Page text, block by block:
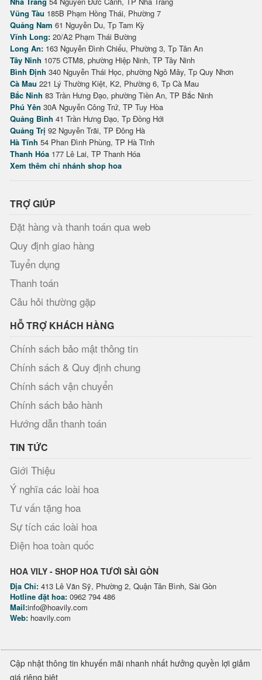
Vũng Tàu 185B Phạm Hồng Thái, Phường 7
Quảng Nam 61 Nguyễn Du, Tp Tam Kỳ
Vĩnh Long: 20/A2 Phạm Thái Bường
Long An: 163 Nguyễn Đình Chiểu, Phường 3, Tp Tân An
Tây Ninh 1075 CTM8, phường Hiệp Ninh, TP Tây Ninh
Bình Định 340 Nguyễn Thái Học, phường Ngô Mây, Tp Quy Nhơn
Cà Mau 221 Lý Thường Kiệt, K2, Phường 6, Tp Cà Mau
Bắc Ninh 83 Trần Hưng Đạo, phường Tiền An, TP Bắc Ninh
Phú Yên 30A Nguyễn Công Trứ, TP Tuy Hòa
Quảng Bình 41 Trần Hưng Đạo, Tp Đồng Hới
Quảng Trị 92 Nguyễn Trãi, TP Đông Hà
Hà Tĩnh 54 Phan Đình Phùng, TP Hà Tĩnh
Thanh Hóa 177 Lê Lai, TP Thanh Hóa
Xem thêm chi nhánh shop hoa
TRỢ GIÚP
Đặt hàng và thanh toán qua web
Quy định giao hàng
Tuyển dụng
Thanh toán
Câu hỏi thường gặp
HỖ TRỢ KHÁCH HÀNG
Chính sách bảo mật thông tin
Chính sách & Quy định chung
Chính sách vận chuyển
Chính sách bảo hành
Hướng dẫn thanh toán
TIN TỨC
Giới Thiệu
Ý nghĩa các loài hoa
Tư vấn tặng hoa
Sự tích các loài hoa
Điện hoa toàn quốc
HOA VILY - SHOP HOA TƯƠI SÀI GÒN
Địa Chỉ: 413 Lê Văn Sỹ, Phường 2, Quận Tân Bình, Sài Gòn
Hotline đặt hoa: 0962 794 486
Mail:info@hoavily.com
Web: hoavily.com
Cập nhật thông tin khuyến mãi nhanh nhất hưởng quyền lợi giảm
giá riêng biệt